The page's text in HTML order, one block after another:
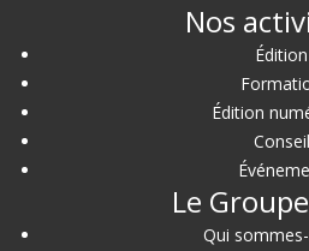
Nos
Édition
Édition
Conseil
Le
Qui